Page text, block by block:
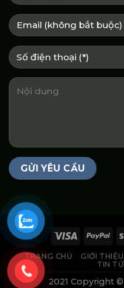
TRANG CHỦ GIỚI THIỆU
TIN
2021 Copyright